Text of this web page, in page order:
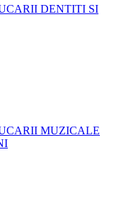
DENTITI SI
MUZICALE